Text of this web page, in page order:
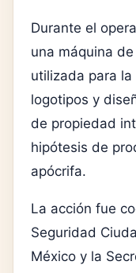
Durante el
una máquina
utilizada para
logotipos y
de propiedad
hipótesis de
apócrifa.
La acción fue
Seguridad
México y la